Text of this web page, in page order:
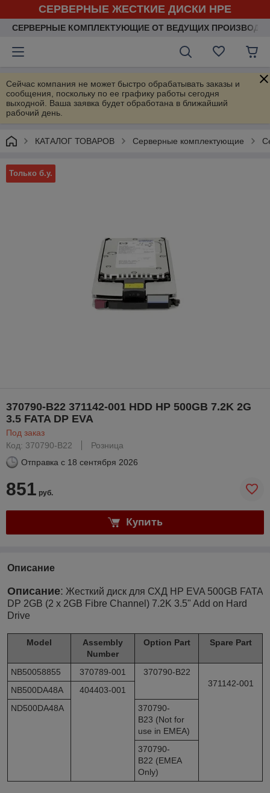
СЕРВЕРНЫЕ ЖЕСТКИЕ ДИСКИ HPE
СЕРВЕРНЫЕ КОМПЛЕКТУЮЩИЕ ОТ ВЕДУЩИХ
Сейчас компания не может быстро обрабатывать заказы и
сообщения, поскольку по ее графику работы сегодня
выходной. Ваша заявка будет обработана в ближайший
рабочий день.
КАТАЛОГ ТОВАРОВ Серверные комплектующие
Только б.у.
370790-B22 371142-001 HDD HP 500GB 7.2K 2G
3.5 FATA DP EVA
Под заказ
Код: 370790-B22
Розница
Отправка с 18 сентября 2026
851 руб.
Купить
Описание
Описание: Жесткий диск для СХД HP EVA 500GB FATA
DP 2GB (2 x 2GB Fibre Channel) 7.2K 3.5" Add on Hard
Drive
Model
Assembly
Number
Option Part Spare Part
NB50058855 370789-001
370790-B22
371142-001
NB500DA48A
404403-001
ND500DA48A
370790-
B23 (Not for
use in EMEA)
370790-
B22 (EMEA
Only)